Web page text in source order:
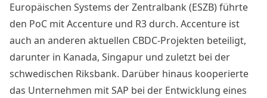
Europäischen Systems der Zentralbank (ESZB) führte
den PoC mit Accenture und R3 durch. Accenture ist
auch an anderen aktuellen CBDC-Projekten beteiligt,
darunter in Kanada, Singapur und zuletzt bei der
schwedischen Riksbank. Darüber hinaus kooperierte
das Unternehmen mitSAP bei der Entwicklung eines